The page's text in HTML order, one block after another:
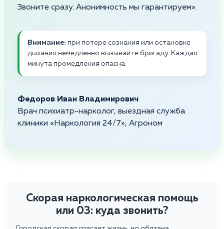
Звоните сразу. Анонимность мы гарантируем».
Внимание: при потере сознания или остановке
дыхания немедленно вызывайте бригаду. Каждая
минута промедления опасна.
Федоров Иван Владимирович
Врач психиатр-нарколог, выездная служба
клиники «Наркология 24/7», Агроном
Скорая наркологическая помощь
или 03: куда звонить?